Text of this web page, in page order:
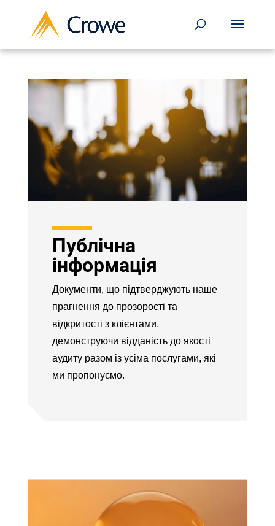
Публічна
інформація
Документи, що підтверджують наше
прагнення до прозорості та
відкритості з клієнтами,
демонструючи відданість до якості
аудиту разом із усіма послугами, які
ми пропонуємо.